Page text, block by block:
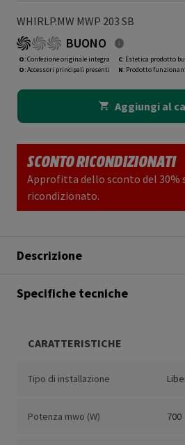
WHIRLP.MW MWP 203 SB
BUONO
O: Confezione originale integra
O: Accessori principali presenti
C: Estetica prodotto
N: Prodotto
Aggiungi al
SCONTO RICONDIZIONATI
Approfitta dello sconto del 30%
ricondizionato.
Descrizione
Specifiche tecniche
CARATTERISTICHE
Tipo di installazione
Potenza mwo (W) 700